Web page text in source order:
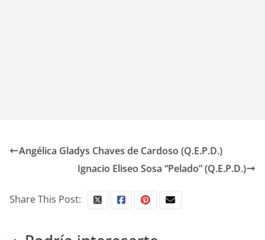
Angélica Gladys Chaves de Cardoso (Q.E.P.D.)
Ignacio Eliseo Sosa “Pelado” (Q.E.P.D.)
Share This Post: